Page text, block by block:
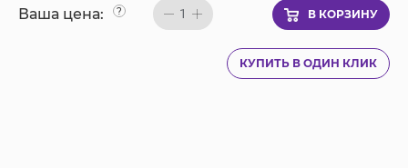
Ваша цена: ? 1 В КОРЗИНУ
КУПИТЬ В ОДИН КЛИК